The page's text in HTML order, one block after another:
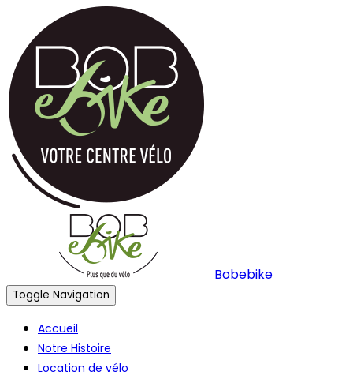
Bobebike
Toggle Navigation
Accueil
Notre Histoire
Location de vélo